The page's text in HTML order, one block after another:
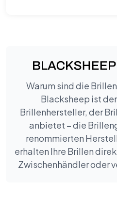
Warum sind die
Blacksheep ist
Brillenhersteller, der
anbietet – die
renommierten
erhalten Ihre Brillen
Zwischenhändler oder